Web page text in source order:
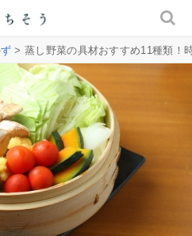
> 蒸し野菜の具材おすすめ11種類！